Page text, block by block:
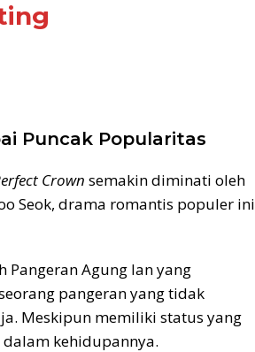
Puncak Popularitas
Crown semakin diminati oleh
Seok, drama romantis populer ini
Pangeran Agung Ian yang
pangeran yang tidak
Meskipun memiliki status yang
kehidupannya.